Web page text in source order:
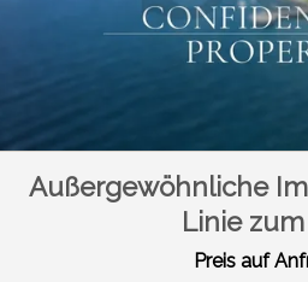
Außergewöhnliche
Linie
Preis auf